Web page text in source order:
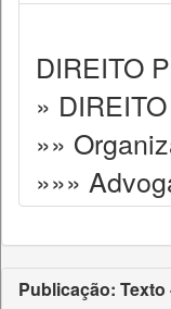
DIREITO
»
»»
»»»
Publicação: